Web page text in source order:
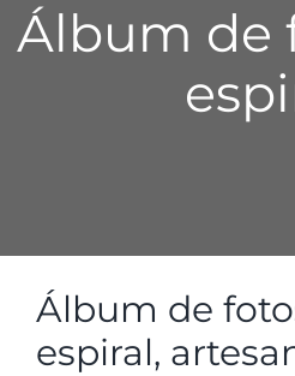
Álbum de
Álbum de
espiral,